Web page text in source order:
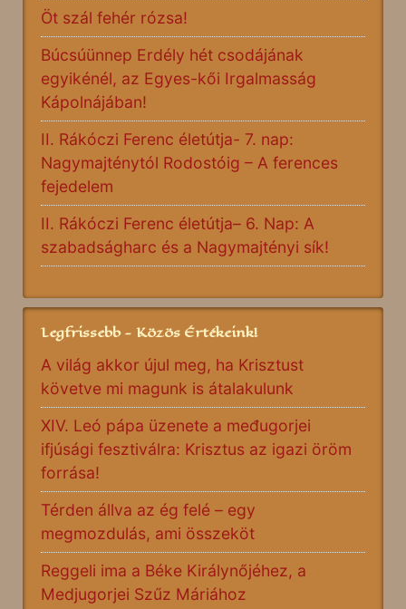
Öt szál fehér rózsa!
Búcsúünnep Erdély hét csodájának
egyikénél, az Egyes-kői Irgalmasság
Kápolnájában!
II. Rákóczi Ferenc életútja- 7. nap:
Nagymajténytól Rodostóig – A ferences
fejedelem
II. Rákóczi Ferenc életútja– 6. Nap: A
szabadságharc és a Nagymajtényi sík!
Legfrissebb - Közös Értékeink!
A világ akkor újul meg, ha Krisztust
követve mi magunk is átalakulunk
XIV. Leó pápa üzenete a međugorjei
ifjúsági fesztiválra: Krisztus az igazi öröm
forrása!
Térden állva az ég felé – egy
megmozdulás, ami összeköt
Reggeli ima a Béke Királynőjéhez, a
Medjugorjei Szűz Máriához